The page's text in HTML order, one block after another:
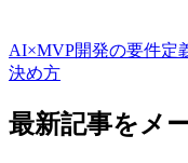
AI×MVP開発の要件
決め方
最新記事をメ